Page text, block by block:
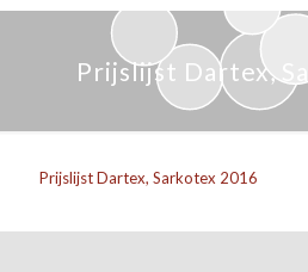
Prijslijst Dartex,
Prijslijst Dartex, Sarkotex 2016